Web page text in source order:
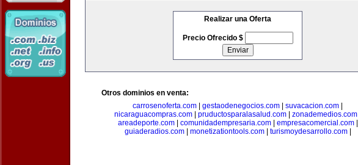
Realizar una Oferta
Precio Ofrecido $
Otros dominios en venta:
carrosenoferta.com
gestaodenegocios.com suvacacion.com
nicaraguacompras.com
pruductosparalasalud.com zonademedios.com
areadeporte.com| comunidadempresaria.com| empresacomercial.com|
guiaderadios.com| monetizationtools.com| turismoydesarrollo.com|